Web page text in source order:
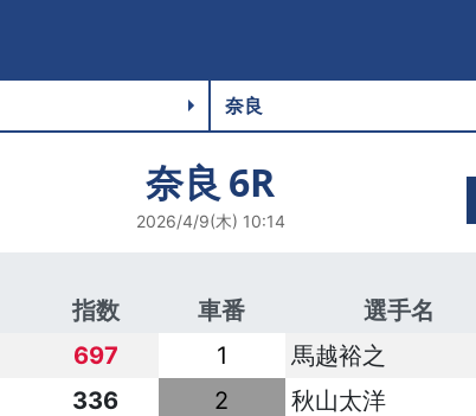
奈良 6R
2026/4/9(木) 10:14
指数 車番
選手名
697 1
馬越裕之
336 2
秋山太洋